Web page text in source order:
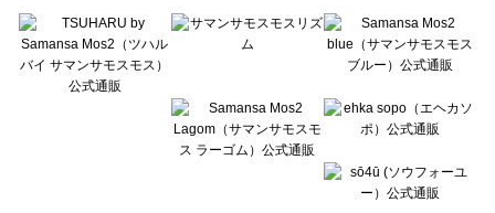
Lugnoncure（ルノンキュール）のルームウェア一覧
BETTY'S BLUE（べティーズブルー）のルームウェア一覧
Wpc.（ワールドパーティー）のルームウェア一覧